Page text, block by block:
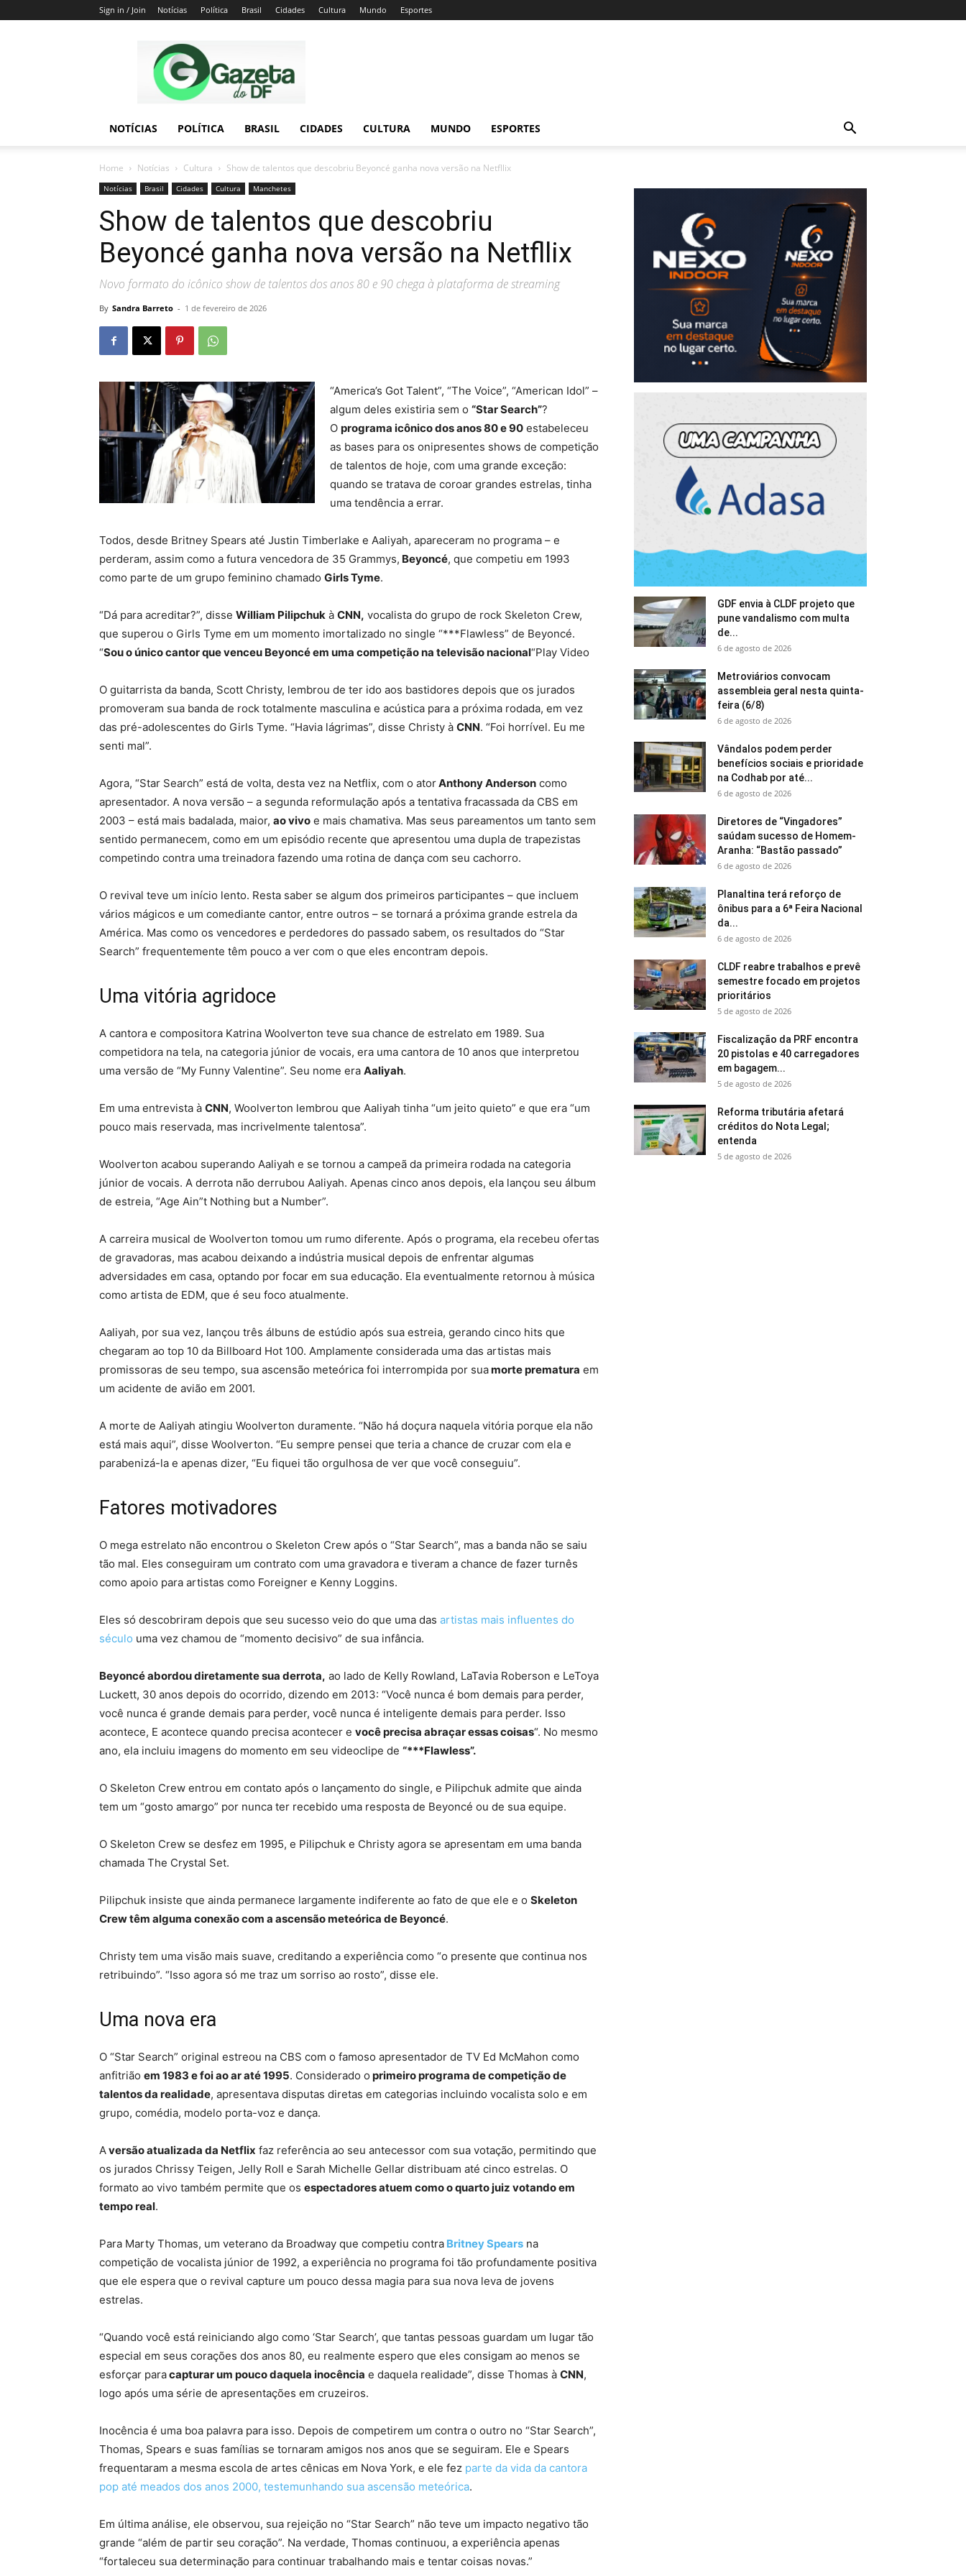
Sign in / Join Notícias Política Brasil Cidades Cultura Mundo Esportes
do
DF
NOTÍCIAS POLÍTICA BRASIL CIDADES CULTURA MUNDO ESPORTES
Home Notícias Cultura Show de talentos que descobriu Beyoncé ganha nova versão na Netfllix
Notícias Brasil Cidades Cultura Manchetes
Show de talentos que descobriu
Beyoncé ganha nova versão na Netfllix
Novo formato do icônico show de talentos dos anos 80 e 90 chega à plataforma de streaming
By Sandra Barreto - 1 de fevereiro de 2026
“America’s Got Talent”, “The Voice”, “American Idol” –
algum deles existiria sem o “Star Search”?
O programa icônico dos anos 80 e 90 estabeleceu
as bases para os onipresentes shows de competição
de talentos de hoje, com uma grande exceção:
quando se tratava de coroar grandes estrelas, tinha
uma tendência a errar.
Todos, desde Britney Spears até Justin Timberlake e Aaliyah, apareceram no programa – e
perderam, assim como a futura vencedora de 35 Grammys, Beyoncé, que competiu em 1993
como parte de um grupo feminino chamado Girls Tyme.
“Dá para acreditar?”, disse William Pilipchuk à CNN, vocalista do grupo de rock Skeleton Crew,
que superou o Girls Tyme em um momento imortalizado no single “***Flawless” de Beyoncé.
“Sou o único cantor que venceu Beyoncé em uma competição na televisão nacional“Play Video
O guitarrista da banda, Scott Christy, lembrou de ter ido aos bastidores depois que os jurados
promoveram sua banda de rock totalmente masculina e acústica para a próxima rodada, em vez
das pré-adolescentes do Girls Tyme. “Havia lágrimas”, disse Christy à CNN. “Foi horrível. Eu me
senti mal”.
Agora, “Star Search” está de volta, desta vez na Netflix, com o atorAnthony Anderson como
apresentador. A nova versão – a segunda reformulação após a tentativa fracassada da CBS em
2003 – está mais badalada, maior, ao vivo e mais chamativa. Mas seus pareamentos um tanto sem
sentido permanecem, como em um episódio recente que apresentou uma dupla de trapezistas
competindo contra uma treinadora fazendo uma rotina de dança com seu cachorro.
O revival teve um início lento. Resta saber se algum dos primeiros participantes – que incluem
vários mágicos e um comediante cantor, entre outros – se tornará a próxima grande estrela da
América. Mas como os vencedores e perdedores do passado sabem, os resultados do “Star
Search” frequentemente têm pouco a ver com o que eles encontram depois.
Uma vitória agridoce
A cantora e compositora Katrina Woolverton teve sua chance de estrelato em 1989. Sua
competidora na tela, na categoria júnior de vocais, era uma cantora de 10 anos que interpretou
uma versão de “My Funny Valentine”. Seu nome era Aaliyah.
Em uma entrevista à CNN, Woolverton lembrou que Aaliyah tinha “um jeito quieto” e que era “um
pouco mais reservada, mas incrivelmente talentosa”.
Woolverton acabou superando Aaliyah e se tornou a campeã da primeira rodada na categoria
júnior de vocais. A derrota não derrubou Aaliyah. Apenas cinco anos depois, ela lançou seu álbum
de estreia, “Age Ain”t Nothing but a Number”.
A carreira musical de Woolverton tomou um rumo diferente. Após o programa, ela recebeu ofertas
de gravadoras, mas acabou deixando a indústria musical depois de enfrentar algumas
adversidades em casa, optando por focar em sua educação. Ela eventualmente retornou à música
como artista de EDM, que é seu foco atualmente.
Aaliyah, por sua vez, lançou três álbuns de estúdio após sua estreia, gerando cinco hits que
chegaram ao top 10 da Billboard Hot 100. Amplamente considerada uma das artistas mais
promissoras de seu tempo, sua ascensão meteórica foi interrompida por suamorte prematura em
um acidente de avião em 2001.
A morte de Aaliyah atingiu Woolverton duramente. “Não há doçura naquela vitória porque ela não
está mais aqui”, disse Woolverton. “Eu sempre pensei que teria a chance de cruzar com ela e
parabenizá-la e apenas dizer, “Eu fiquei tão orgulhosa de ver que você conseguiu”.
Fatores motivadores
O mega estrelato não encontrou o Skeleton Crew após o “Star Search”, mas a banda não se saiu
tão mal. Eles conseguiram um contrato com uma gravadora e tiveram a chance de fazer turnês
como apoio para artistas como Foreigner e Kenny Loggins.
Eles só descobriram depois que seu sucesso veio do que uma das artistas mais influentes do
século uma vez chamou de “momento decisivo” de sua infância.
Beyoncé abordou diretamente sua derrota, ao lado de Kelly Rowland, LaTavia Roberson e LeToya
Luckett, 30 anos depois do ocorrido, dizendo em 2013: “Você nunca é bom demais para perder,
você nunca é grande demais para perder, você nunca é inteligente demais para perder. Isso
acontece, E acontece quando precisa acontecer e você precisa abraçar essas coisas“. No mesmo
ano, ela incluiu imagens do momento em seu videoclipe de “***Flawless”.
O Skeleton Crew entrou em contato após o lançamento do single, e Pilipchuk admite que ainda
tem um “gosto amargo” por nunca ter recebido uma resposta de Beyoncé ou de sua equipe.
O Skeleton Crew se desfez em 1995, e Pilipchuk e Christy agora se apresentam em uma banda
chamada The Crystal Set.
Pilipchuk insiste que ainda permanece largamente indiferente ao fato de que ele e o Skeleton
Crew têm alguma conexão com a ascensão meteórica de Beyoncé.
Christy tem uma visão mais suave, creditando a experiência como “o presente que continua nos
retribuindo”. “Isso agora só me traz um sorriso ao rosto”, disse ele.
Uma nova era
O “Star Search” original estreou na CBS com o famoso apresentador de TV Ed McMahon como
anfitrião em 1983 e foi ao ar até 1995. Considerado o primeiro programa de competição de
talentos da realidade, apresentava disputas diretas em categorias incluindo vocalista solo e em
grupo, comédia, modelo porta-voz e dança.
Aversão atualizada da Netflix faz referência ao seu antecessor com sua votação, permitindo que
os jurados Chrissy Teigen, Jelly Roll e Sarah Michelle Gellar distribuam até cinco estrelas. O
formato ao vivo também permite que os espectadores atuem como o quarto juiz votando em
tempo real.
Para Marty Thomas, um veterano da Broadway que competiu contra Britney Spears na
competição de vocalista júnior de 1992, a experiência no programa foi tão profundamente positiva
que ele espera que o revival capture um pouco dessa magia para sua nova leva de jovens
estrelas.
“Quando você está reiniciando algo como ‘Star Search’, que tantas pessoas guardam um lugar tão
especial em seus corações dos anos 80, eu realmente espero que eles consigam ao menos se
esforçar paracapturar um pouco daquela inocência e daquela realidade”, disse Thomas à CNN,
logo após uma série de apresentações em cruzeiros.
Inocência é uma boa palavra para isso. Depois de competirem um contra o outro no “Star Search”,
Thomas, Spears e suas famílias se tornaram amigos nos anos que se seguiram. Ele e Spears
frequentaram a mesma escola de artes cênicas em Nova York, e ele fez parte da vida da cantora
pop até meados dos anos 2000, testemunhando sua ascensão meteórica.
Em última análise, ele observou, sua rejeição no “Star Search” não teve um impacto negativo tão
grande “além de partir seu coração”. Na verdade, Thomas continuou, a experiência apenas
“fortaleceu sua determinação para continuar trabalhando mais e tentar coisas novas.”
GDF envia à CLDF projeto que
pune vandalismo com multa
de...
6 de agosto de 2026
Metroviários convocam
assembleia geral nesta quinta-
feira (6/8)
6 de agosto de 2026
Vândalos podem perder
benefícios sociais e prioridade
na Codhab por até...
6 de agosto de 2026
Diretores de “Vingadores”
saúdam sucesso de Homem-
Aranha: “Bastão passado”
6 de agosto de 2026
Planaltina terá reforço de
ônibus para a 6ª Feira Nacional
da...
6 de agosto de 2026
CLDF reabre trabalhos e prevê
semestre focado em projetos
prioritários
5 de agosto de 2026
Fiscalização da PRF encontra
20 pistolas e 40 carregadores
em bagagem...
5 de agosto de 2026
Reforma tributária afetará
créditos do Nota Legal;
entenda
5 de agosto de 2026